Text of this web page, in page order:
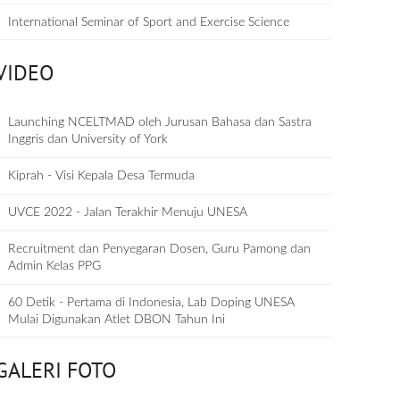
International Seminar of Sport and Exercise Science
Launching NCELTMAD oleh Jurusan Bahasa dan Sastra
Inggris dan University of York
Kiprah - Visi Kepala Desa Termuda
UVCE 2022 - Jalan Terakhir Menuju UNESA
Recruitment dan Penyegaran Dosen, Guru Pamong dan
Admin Kelas PPG
60 Detik - Pertama di Indonesia, Lab Doping UNESA
Mulai Digunakan Atlet DBON Tahun Ini
FOTO